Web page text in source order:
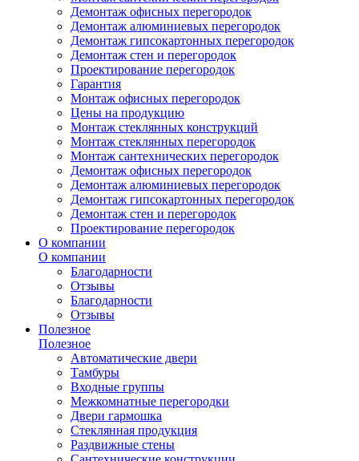
Демонтаж офисных перегородок
Демонтаж алюминиевых перегородок
Демонтаж гипсокартонных перегородок
Демонтаж стен и перегородок
Проектирование перегородок
Гарантия
Монтаж офисных перегородок
Цены на продукцию
Монтаж стеклянных конструкций
Монтаж стеклянных перегородок
Монтаж сантехнических перегородок
Демонтаж офисных перегородок
Демонтаж алюминиевых перегородок
Демонтаж гипсокартонных перегородок
Демонтаж стен и перегородок
Проектирование перегородок
О компании
О компании
Благодарности
Отзывы
Благодарности
Отзывы
Полезное
Полезное
Автоматические двери
Тамбуры
Входные группы
Межкомнатные перегородки
Двери гармошка
Стеклянная продукция
Раздвижные стены